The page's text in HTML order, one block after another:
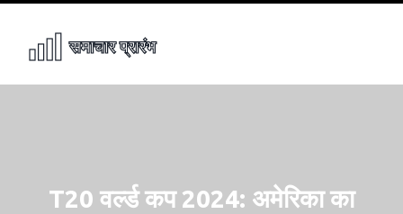
T20 वर्ल्ड कप 2024: अमेरिका का